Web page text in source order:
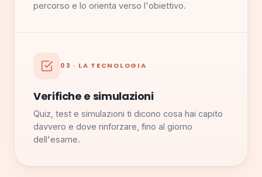
percorso e lo orienta verso l'obiettivo.
03 · LA TECNOLOGIA
Verifiche e simulazioni
Quiz, test e simulazioni ti dicono cosa hai capito
davvero e dove rinforzare, fino al giorno
dell'esame.